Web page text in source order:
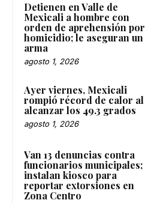
Detienen en Valle de
Mexicali a hombre con
orden de aprehensión por
homicidio; le aseguran un
arma
agosto 1, 2026
Ayer viernes, Mexicali
rompió récord de calor al
alcanzar los 49.3 grados
agosto 1, 2026
Van 13 denuncias contra
funcionarios municipales;
instalan kiosco para
reportar extorsiones en
Zona Centro